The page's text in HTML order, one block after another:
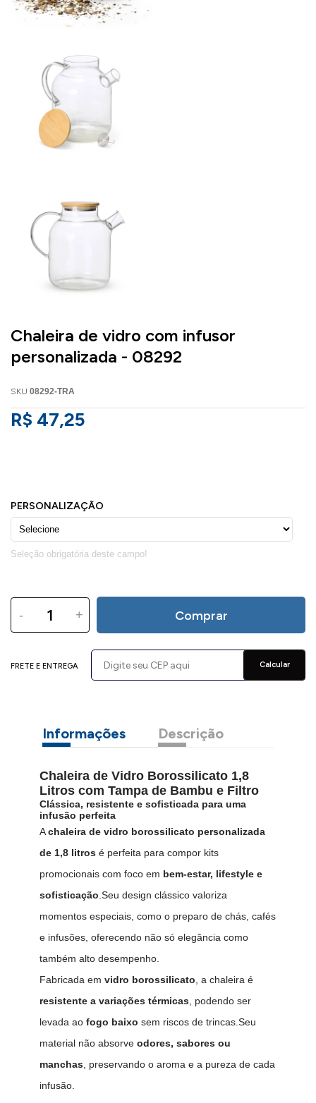
Chaleira de vidro com infusor
personalizada - 08292
SKU 08292-TRA
R$ 47,25
- + Comprar
FRETE E ENTREGA Calcular
Informações Descrição
Chaleira de Vidro Borossilicato 1,8
Litros com Tampa de Bambu e Filtro
Clássica, resistente e sofisticada para uma
infusão perfeita
Achaleira de vidro borossilicato personalizada
de 1,8 litrosé perfeita para compor kits
promocionais com foco em bem-estar, lifestyle e
sofisticação .Seu design clássico valoriza
momentos especiais, como o preparo de chás, cafés
e infusões, oferecendo não só elegância como
também alto desempenho.
Fabricada em vidro borossilicato , a chaleira é
resistente a variações térmicas, podendo ser
levada ao fogo baixo sem riscos de trincas.Seu
material não absorve odores, sabores ou
manchas, preservando o aroma e a pureza de cada
infusão.